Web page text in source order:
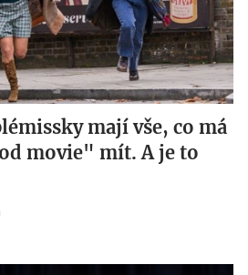
mají vše, co má
movie" mít. A je to